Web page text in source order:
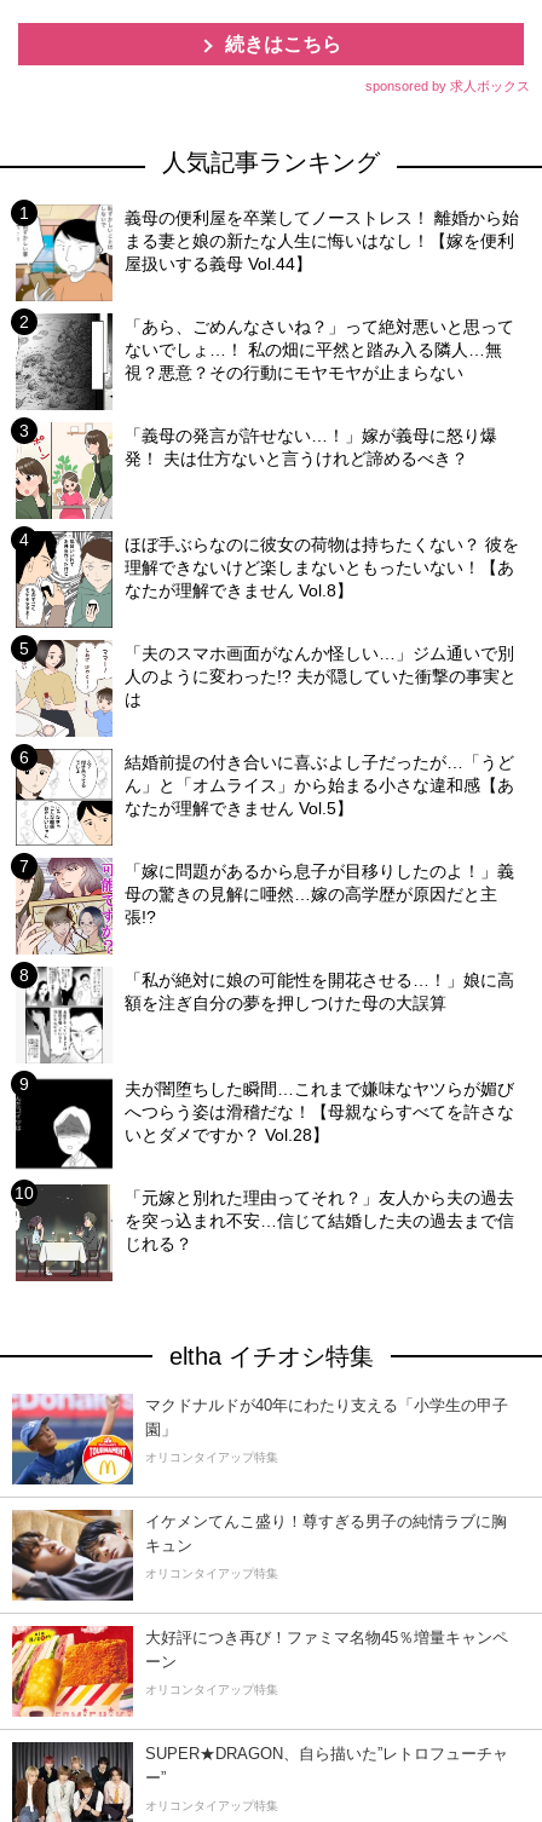
続きはこちら
sponsored by 求人ボックス
人気記事ランキング
義母の便利屋を卒業してノーストレス！ 離婚から始
まる妻と娘の新たな人生に悔いはなし！【嫁を便利
屋扱いする義母 Vol.44】
「あら、ごめんなさいね？」って絶対悪いと思って
ないでしょ…！ 私の畑に平然と踏み入る隣人…無
視？悪意？その行動にモヤモヤが止まらない
「義母の発言が許せない…！」嫁が義母に怒り爆
発！ 夫は仕方ないと言うけれど諦めるべき？
ほぼ手ぶらなのに彼女の荷物は持ちたくない？ 彼を
理解できないけど楽しまないともったいない！【あ
なたが理解できません Vol.8】
「夫のスマホ画面がなんか怪しい…」ジム通いで別
人のように変わった!? 夫が隠していた衝撃の事実と
は
結婚前提の付き合いに喜ぶよし子だったが…「うど
ん」と「オムライス」から始まる小さな違和感【あ
なたが理解できません Vol.5】
「嫁に問題があるから息子が目移りしたのよ！」義
母の驚きの見解に唖然…嫁の高学歴が原因だと主
張!?
「私が絶対に娘の可能性を開花させる…！」娘に高
額を注ぎ自分の夢を押しつけた母の大誤算
夫が闇堕ちした瞬間…これまで嫌味なヤツらが媚び
へつらう姿は滑稽だな！【母親ならすべてを許さな
いとダメですか？ Vol.28】
「元嫁と別れた理由ってそれ？」友人から夫の過去
を突っ込まれ不安…信じて結婚した夫の過去まで信
じれる？
eltha イチオシ特集
マクドナルドが40年にわたり支える「小学生の甲子
園」
オリコンタイアップ特集
イケメンてんこ盛り！尊すぎる男子の純情ラブに胸
キュン
オリコンタイアップ特集
大好評につき再び！ファミマ名物45％増量キャンペ
ーン
オリコンタイアップ特集
SUPER★DRAGON、自ら描いた”レトロフューチャ
ー”
オリコンタイアップ特集